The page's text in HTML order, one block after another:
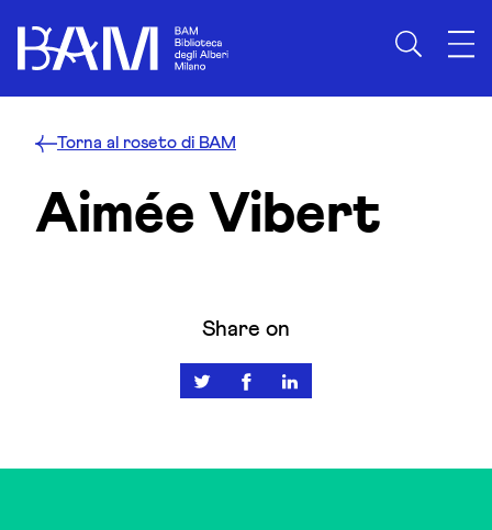
Torna al roseto di BAM
Aimée Vibert
Share on